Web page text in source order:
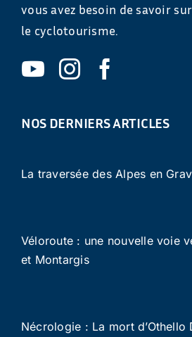
vous avez besoin de savoir
le cyclotourisme.
NOS DERNIERS ARTICLES
La traversée des Alpes en
Véloroute : une nouvelle voie
et Montargis
Nécrologie : La mort d’Othello